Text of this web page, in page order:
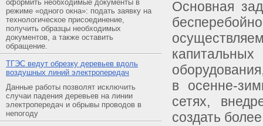
оформить необходимые документы в
режиме «одного окна»: подать заявку на
технологическое присоединение,
получить образцы необходимых
документов, а также оставить
обращение.
ТГЭС ведут обрезку деревьев вдоль
воздушных линий электропередач
Данные работы позволят исключить
случаи падения деревьев на линии
электропередач и обрывы проводов в
непогоду
Основная
в осенне-
сетях,
создать